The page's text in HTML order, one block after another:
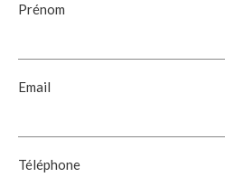
Prénom
Email
Téléphone